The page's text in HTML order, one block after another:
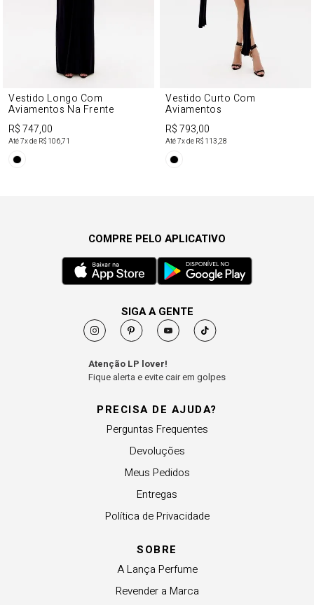
Vestido Longo Com
Aviamentos Na Frente
R$ 747,00
Até7x de R$ 106,71
Vestido Curto Com
Aviamentos
R$ 793,00
Até7x de R$ 113,28
PRECISA DE AJUDA?
Perguntas Frequentes
Devoluções
Meus Pedidos
Entregas
Política de Privacidade
SOBRE
A Lança Perfume
Revender a Marca
COMPRE PELO APLICATIVO
SIGA A GENTE
Atenção LP lover!
Fique alerta e evite cair em golpes